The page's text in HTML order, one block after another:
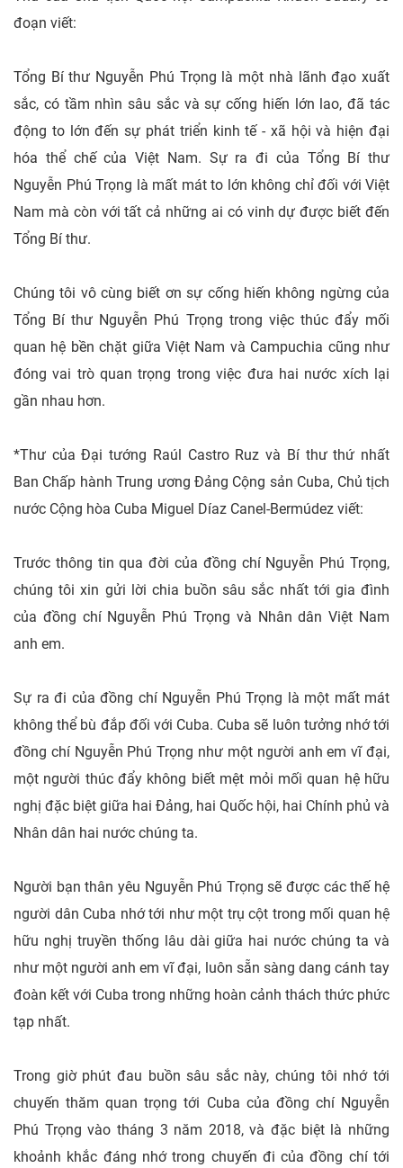
đoạn viết:
Tổng Bí thư Nguyễn Phú Trọng là một nhà lãnh đạo xuất
sắc, có tầm nhìn sâu sắc và sự cống hiến lớn lao, đã tác
động to lớn đến sự phát triển kinh tế - xã hội và hiện đại
hóa thể chế của Việt Nam. Sự ra đi của Tổng Bí thư
Nguyễn Phú Trọng là mất mát to lớn không chỉ đối với Việt
Nam mà còn với tất cả những ai có vinh dự được biết đến
Tổng Bí thư.
Chúng tôi vô cùng biết ơn sự cống hiến không ngừng của
Tổng Bí thư Nguyễn Phú Trọng trong việc thúc đẩy mối
quan hệ bền chặt giữa Việt Nam và Campuchia cũng như
đóng vai trò quan trọng trong việc đưa hai nước xích lại
gần nhau hơn.
*Thư của Đại tướng Raúl Castro Ruz và Bí thư thứ nhất
Ban Chấp hành Trung ương Đảng Cộng sản Cuba, Chủ tịch
nước Cộng hòa Cuba Miguel Díaz Canel-Bermúdez viết:
Trước thông tin qua đời của đồng chí Nguyễn Phú Trọng,
chúng tôi xin gửi lời chia buồn sâu sắc nhất tới gia đình
của đồng chí Nguyễn Phú Trọng và Nhân dân Việt Nam
anh em.
Sự ra đi của đồng chí Nguyễn Phú Trọng là một mất mát
không thể bù đắp đối với Cuba. Cuba sẽ luôn tưởng nhớ tới
đồng chí Nguyễn Phú Trọng như một người anh em vĩ đại,
một người thúc đẩy không biết mệt mỏi mối quan hệ hữu
nghị đặc biệt giữa hai Đảng, hai Quốc hội, hai Chính phủ và
Nhân dân hai nước chúng ta.
Người bạn thân yêu Nguyễn Phú Trọng sẽ được các thế hệ
người dân Cuba nhớ tới như một trụ cột trong mối quan hệ
hữu nghị truyền thống lâu dài giữa hai nước chúng ta và
như một người anh em vĩ đại, luôn sẵn sàng dang cánh tay
đoàn kết với Cuba trong những hoàn cảnh thách thức phức
tạp nhất.
Trong giờ phút đau buồn sâu sắc này, chúng tôi nhớ tới
chuyến thăm quan trọng tới Cuba của đồng chí Nguyễn
Phú Trọng vào tháng 3 năm 2018, và đặc biệt là những
khoảnh khắc đáng nhớ trong chuyến đi của đồng chí tới